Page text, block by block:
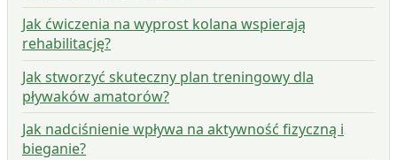
Jak ćwiczenia na wyprost kolana wspierają
rehabilitację?
Jak stworzyć skuteczny plan treningowy dla
pływaków amatorów?
Jak nadciśnienie wpływa na aktywność fizyczną i
bieganie?